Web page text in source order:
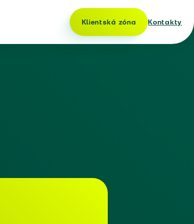
Klientská zóna Kontakty